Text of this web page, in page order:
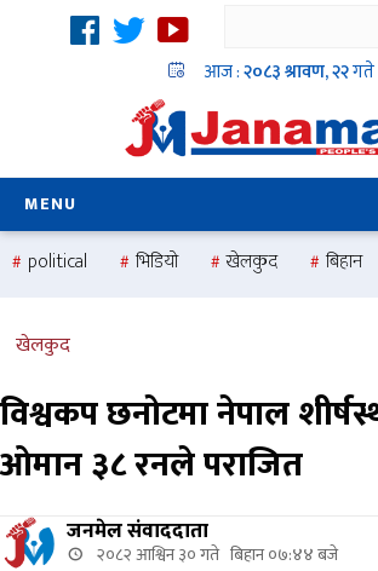
आज :२०८३ श्रावण, २२गते
MENU
political भिडियो खेलकुद
बिहान
national
खेलकुद
विश्वकप छनोटमा नेपाल
ओमान ३८ रनले पराजित
जनमेल संवाददाता
२०८२ आश्विन ३० गते बिहान ०७:४४ बजे